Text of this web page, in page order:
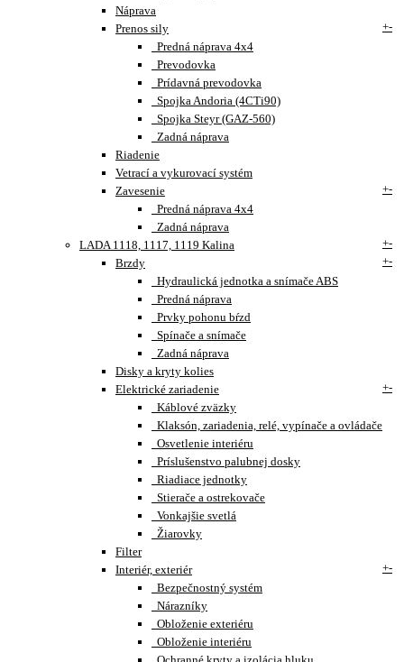
Náprava
Prenos sily
+-
Predná náprava 4x4
Prevodovka
Prídavná prevodovka
Spojka Andoria (4CTi90)
Spojka Steyr (GAZ-560)
Zadná náprava
Riadenie
Vetrací a vykurovací systém
Zavesenie
+-
Predná náprava 4x4
Zadná náprava
LADA 1118, 1117, 1119 Kalina
+-
Brzdy
+-
Hydraulická jednotka a snímače ABS
Predná náprava
Prvky pohonu bŕzd
Spínače a snímače
Zadná náprava
Disky a kryty kolies
Elektrické zariadenie
+-
Káblové zväzky
Klaksón, zariadenia, relé, vypínače a ovládače
Osvetlenie interiéru
Príslušenstvo palubnej dosky
Riadiace jednotky
Stierače a ostrekovače
Vonkajšie svetlá
Žiarovky
Filter
Interiér, exteriér
+-
Bezpečnostný systém
Nárazníky
Obloženie exteriéru
Obloženie interiéru